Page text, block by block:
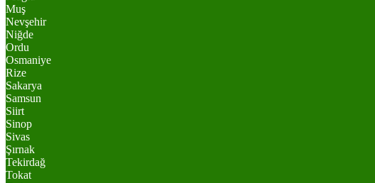
Muş
Nevşehir
Niğde
Ordu
Osmaniye
Rize
Sakarya
Samsun
Siirt
Sinop
Sivas
Şırnak
Tekirdağ
Tokat